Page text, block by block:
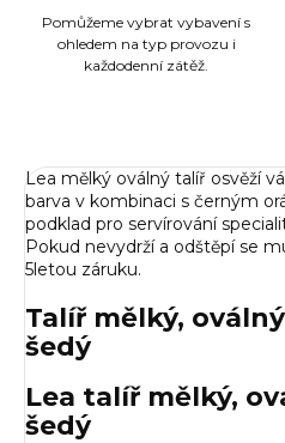
Pomůžeme vybrat vybavení s
ohledem na typ provozu i
každodenní zátěž.
Lea mělký oválný talíř osvěží
barva v kombinaci s černým
podklad pro servírování
Pokud nevydrží a odštěpí se
5letou záruku.
Talíř mělký,
šedý
Lea talíř mělký,
šedý